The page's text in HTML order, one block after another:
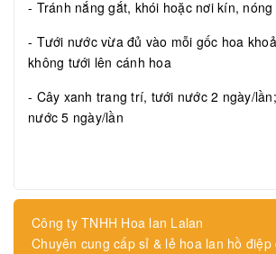
- Tránh nắng gắt, khói hoặc nơi kín, nóng
- Tưới nước vừa đủ vào mỗi gốc hoa
không tưới lên cánh hoa
- Cây xanh trang trí, tưới nước 2 ngày/
nước 5 ngày/lần
Công ty TNHH Hoa lan Lalan
Chuyên cung cấp sỉ & lẻ hoa lan hồ